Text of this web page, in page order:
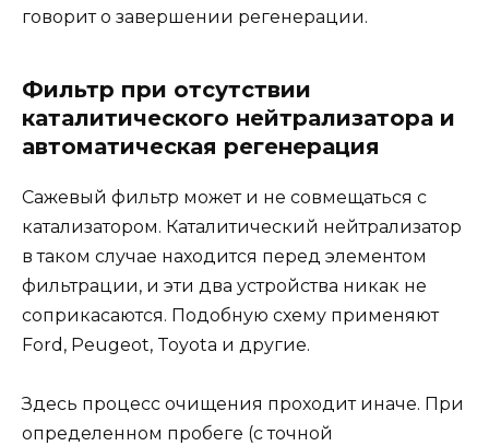
говорит о завершении регенерации.
Фильтр при отсутствии
каталитического нейтрализатора и
автоматическая регенерация
Сажевый фильтр может и не совмещаться с
катализатором. Каталитический нейтрализатор
в таком случае находится перед элементом
фильтрации, и эти два устройства никак не
соприкасаются. Подобную схему применяют
Ford, Peugeot, Toyota и другие.
Здесь процесс очищения проходит иначе. При
определенном пробеге (с точной